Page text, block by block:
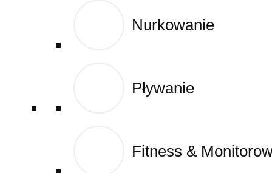
Nurkowanie
Pływanie
Fitness &
Nurkowanie
Pływanie
Fitness &